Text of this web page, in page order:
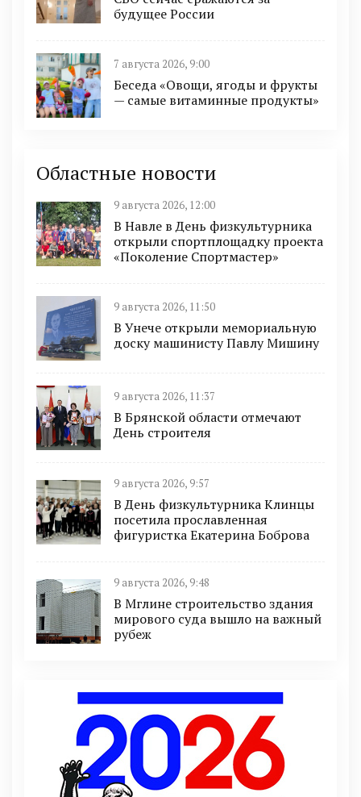
будущее России
7 августа 2026, 9:00
Беседа «Овощи, ягоды и фрукты
— самые витаминные продукты»
Областные новости
9 августа 2026, 12:00
В Навле в День физкультурника
открыли спортплощадку проекта
«Поколение Спортмастер»
9 августа 2026, 11:50
В Унече открыли мемориальную
доску машинисту Павлу Мишину
9 августа 2026, 11:37
В Брянской области отмечают
День строителя
9 августа 2026, 9:57
В День физкультурника Клинцы
посетила прославленная
фигуристка Екатерина Боброва
9 августа 2026, 9:48
В Мглине строительство здания
мирового суда вышло на важный
рубеж